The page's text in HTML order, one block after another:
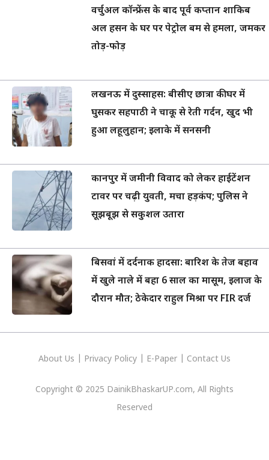
वर्चुअल कॉन्फ्रेंस के बाद पूर्व कप्तान शाकिब
अल हसन के घर पर पेट्रोल बम से हमला, जमकर
तोड़-फोड़
लखनऊ में दुस्साहस: बीसीए छात्रा की घर में
घुसकर सहपाठी ने चाकू से रेती गर्दन, खुद भी
हुआ लहूलुहान; इलाके में सनसनी
कानपुर में जमीनी विवाद को लेकर हाईटेंशन
टावर पर चढ़ी युवती, मचा हड़कंप; पुलिस ने
सूझबूझ से सकुशल उतारा
बिसवां में दर्दनाक हादसा: बारिश के तेज बहाव
में खुले नाले में बहा 6 साल का मासूम, इलाज के
दौरान मौत; ठेकेदार राहुल मिश्रा पर FIR दर्ज
About Us Privacy Policy E-Paper Contact Us
Copyright © 2025 DainikBhaskarUP.com, All Rights
Reserved